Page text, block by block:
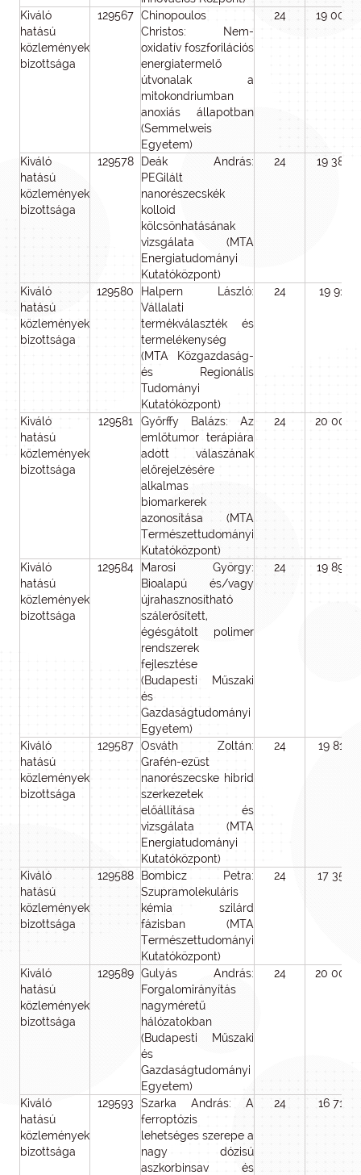
Kiváló
hatású
közlemények
bizottsága
129567 Chinopoulos
Christos: Nem-
oxidatív foszforilációs
energiatermelő
útvonalak a
mitokondriumban
anoxiás állapotban
(Semmelweis
Egyetem)
24 19 000
Kiváló
hatású
közlemények
bizottsága
129578
Deák András:
PEGilált
nanorészecskék
kolloid
kölcsönhatásának
vizsgálata (MTA
Energiatudományi
Kutatóközpont)
24 19 380
Kiváló
hatású
közlemények
bizottsága
129580
Halpern László:
Vállalati
termékválaszték és
termelékenység
(MTA Közgazdaság-
és Regionális
Tudományi
Kutatóközpont)
24 19 911
Kiváló
hatású
közlemények
bizottsága
129581
Győrffy Balázs: Az
emlőtumor terápiára
adott válaszának
előrejelzésére
alkalmas
biomarkerek
azonosítása (MTA
Természettudományi
Kutatóközpont)
24 20 000
Kiváló
hatású
közlemények
bizottsága
129584
Marosi György:
Bioalapú és/vagy
újrahasznosítható
szálerősített,
égésgátolt polimer
rendszerek
fejlesztése
(Budapesti Műszaki
és
Gazdaságtudományi
Egyetem)
24 19 890
Kiváló
hatású
közlemények
bizottsága
129587 Osváth Zoltán:
Grafén-ezüst
nanorészecske hibrid
szerkezetek
előállítása és
vizsgálata (MTA
Energiatudományi
Kutatóközpont)
24 19 814
Kiváló
hatású
közlemények
bizottsága
129588
Bombicz Petra:
Szupramolekuláris
kémia szilárd
fázisban (MTA
Természettudományi
Kutatóközpont)
24 17 356
Kiváló
hatású
közlemények
bizottsága
129589 Gulyás András:
Forgalomirányítás
nagyméretű
hálózatokban
(Budapesti Műszaki
és
Gazdaságtudományi
Egyetem)
24 20 000
Kiváló
hatású
közlemények
bizottsága
129593
Szarka András: A
ferroptózis
lehetséges szerepe a
nagy dózisú
aszkorbinsav és
24 16 716